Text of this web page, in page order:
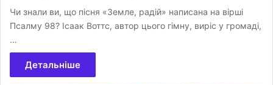
Чи знали ви, що пісня «Земле, радій» написана на вірші
Псалму 98? Ісаак Воттс, автор цього гімну, виріс у громаді,
…
Детальніше